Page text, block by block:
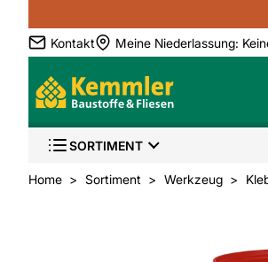
Kontakt
Meine Niederlassung:
SORTIMENT
Home Sortiment Werkzeug